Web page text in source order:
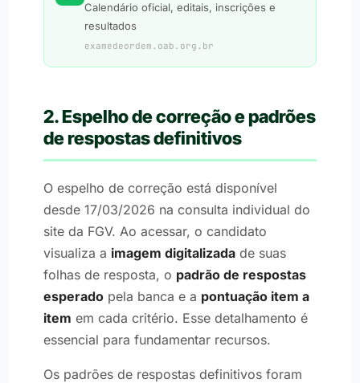
Calendário oficial, editais, inscrições e
resultados
examedeordem.oab.org.br
2. Espelho de correção e padrões
de respostas definitivos
O espelho de correção está disponível
desde 17/03/2026 na consulta individual do
site da FGV. Ao acessar, o candidato
visualiza a imagem digitalizada de suas
folhas de resposta, o padrão de respostas
esperado pela banca e a pontuação item a
item em cada critério. Esse detalhamento é
essencial para fundamentar recursos.
Os padrões de respostas definitivos foram